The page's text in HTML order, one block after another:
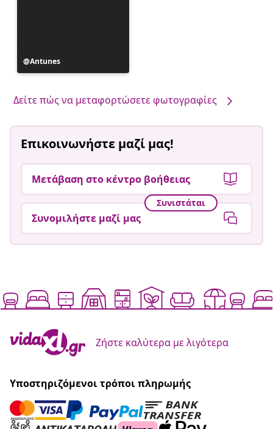
Η
ανάρτηση
Antunes
Δείτε πώς να μεταφορτώσετε φωτογραφίες
Επικοινωνήστε μαζί μας!
Μετάβαση στο κέντρο βοήθειας
Συνιστάται
Συνομιλήστε μαζί μας
Ζήστε καλύτερα με λιγότερα
Υποστηριζόμενοι τρόποι πληρωμής